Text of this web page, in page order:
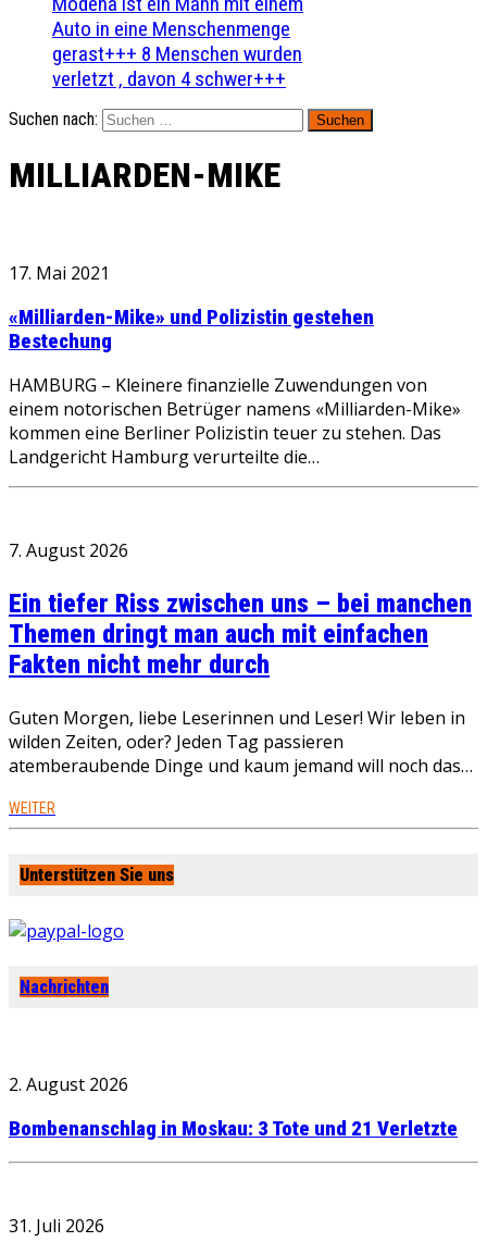
Auto in eine Menschenmenge
gerast+++ 8 Menschen wurden
verletzt , davon 4 schwer+++
Suchen nach:
MILLIARDEN-MIKE
17. Mai 2021
«Milliarden-Mike» und Polizistin gestehen
Bestechung
HAMBURG – Kleinere finanzielle Zuwendungen von
einem notorischen Betrüger namens «Milliarden-Mike»
kommen eine Berliner Polizistin teuer zu stehen. Das
Landgericht Hamburg verurteilte die…
7. August 2026
Ein tiefer Riss zwischen uns – bei manchen
Themen dringt man auch mit einfachen
Fakten nicht mehr durch
Guten Morgen, liebe Leserinnen und Leser! Wir leben in
wilden Zeiten, oder? Jeden Tag passieren
atemberaubende Dinge und kaum jemand will noch das…
WEITER
Unterstützen Sie uns
Nachrichten
2. August 2026
Bombenanschlag in Moskau: 3 Tote und 21 Verletzte
31. Juli 2026